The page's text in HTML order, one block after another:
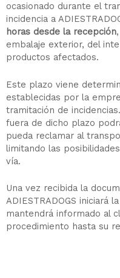
ocasionado durante el
incidencia a
horas desde la recepción
embalaje exterior, del
productos afectados.
Este plazo viene
establecidas por la
tramitación de
fuera de dicho plazo
pueda reclamar al
limitando las
vía.
Una vez recibida la
ADIESTRADOGS iniciará
mantendrá informado al
procedimiento hasta su